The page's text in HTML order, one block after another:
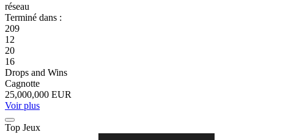
réseau
Terminé dans :
209
12
20
16
Drops and Wins
Cagnotte
25,000,000 EUR
Voir plus
Top Jeux